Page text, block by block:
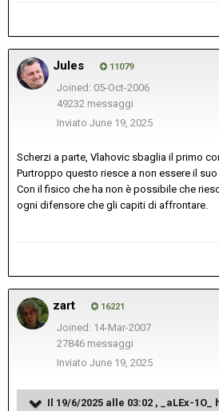
Jules 11079
Joined: 05-Oct-2006
49232 messaggi
Inviato June 19, 2025
Scherzi a parte, Vlahovic sbaglia il primo
Purtroppo questo riesce a non essere il
Con il fisico che ha non è possibile che
ogni difensore che gli capiti di affrontare.
zart 16221
Joined: 14-Mar-2007
27846 messaggi
Inviato June 19, 2025
Il 19/6/2025 alle 03:02 , _aLEx-1O_